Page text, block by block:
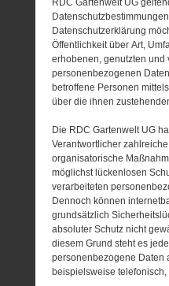
Datenschutzerklärung
Öffentlichkeit über Art,
erhobenen, genutzten und
personenbezogenen
betroffene Personen
über die ihnen
Die RDC Gartenwelt UG
Verantwortlicher
organisatorische
möglichst lückenlosen
verarbeiteten
Dennoch können
grundsätzlich
absoluter Schutz nicht
diesem Grund steht es
personenbezogene Daten
beispielsweise telefonisch,